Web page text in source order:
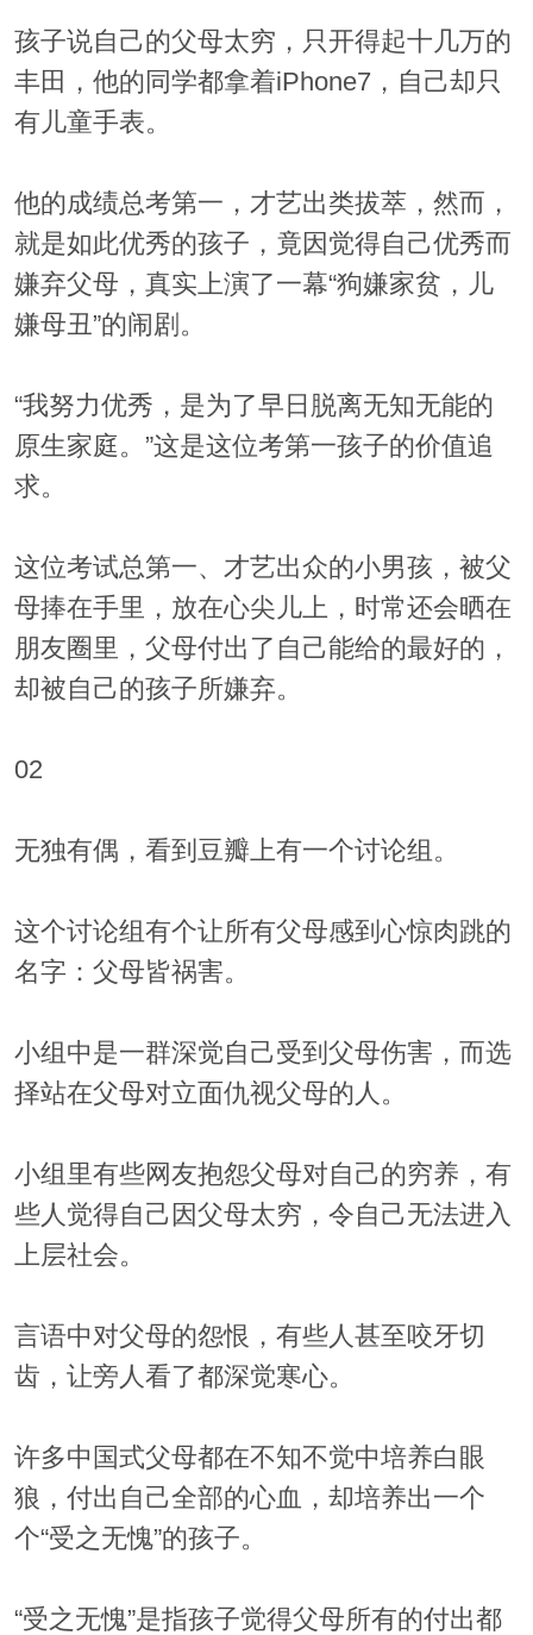
孩子说自己的父母太穷，只开得起十几万的
丰田，他的同学都拿着iPhone7，自己却只
有儿童手表。
他的成绩总考第一，才艺出类拔萃，然而，
就是如此优秀的孩子，竟因觉得自己优秀而
嫌弃父母，真实上演了一幕“狗嫌家贫，儿
嫌母丑”的闹剧。
“我努力优秀，是为了早日脱离无知无能的
原生家庭。”这是这位考第一孩子的价值追
求。
这位考试总第一、才艺出众的小男孩，被父
母捧在手里，放在心尖儿上，时常还会晒在
朋友圈里，父母付出了自己能给的最好的，
却被自己的孩子所嫌弃。
02
无独有偶，看到豆瓣上有一个讨论组。
这个讨论组有个让所有父母感到心惊肉跳的
名字：父母皆祸害。
小组中是一群深觉自己受到父母伤害，而选
择站在父母对立面仇视父母的人。
小组里有些网友抱怨父母对自己的穷养，有
些人觉得自己因父母太穷，令自己无法进入
上层社会。
言语中对父母的怨恨，有些人甚至咬牙切
齿，让旁人看了都深觉寒心。
许多中国式父母都在不知不觉中培养白眼
狼，付出自己全部的心血，却培养出一个
个“受之无愧”的孩子。
“受之无愧”是指孩子觉得父母所有的付出都